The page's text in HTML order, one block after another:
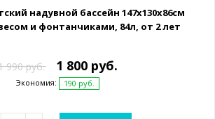
надувной бассейн 147х130х86см
и фонтанчиками, 84л, от 2 лет
990 руб. 1 800 руб.
Экономия: 190 руб.